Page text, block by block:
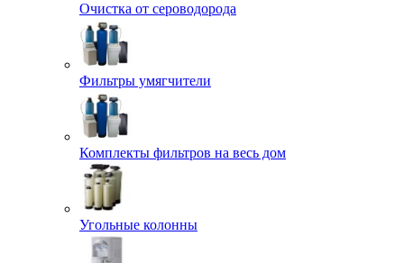
Очистка от сероводорода
Фильтры умягчители
Комплекты фильтров на весь дом
Угольные колонны